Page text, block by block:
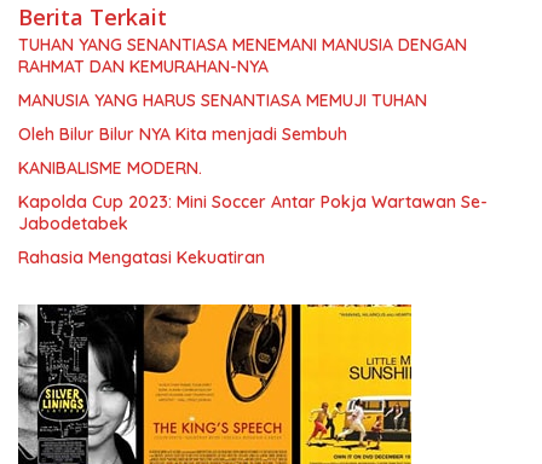
Berita Terkait
TUHAN YANG SENANTIASA MENEMANI MANUSIA DENGAN
RAHMAT DAN KEMURAHAN-NYA
MANUSIA YANG HARUS SENANTIASA MEMUJI TUHAN
Oleh Bilur Bilur NYA Kita menjadi Sembuh
KANIBALISME MODERN.
Kapolda Cup 2023: Mini Soccer Antar Pokja Wartawan Se-
Jabodetabek
Rahasia Mengatasi Kekuatiran